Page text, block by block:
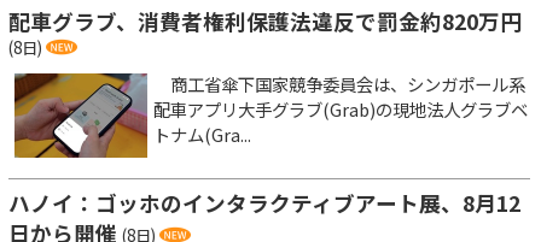
配車グラブ、消費者権利保護法違反で罰金約820万円
(8日)
商工省傘下国家競争委員会は、シンガポール系
配車アプリ大手グラブ(Grab)の現地法人グラブベ
トナム(Gra...
ハノイ：ゴッホのインタラクティブアート展、8月12
日から開催 (8日)